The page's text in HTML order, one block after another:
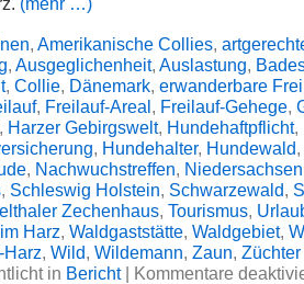
, Amerikanische Collies,
, Ausgeglichenheit, Auslastung,
, Collie, Dänemark, erwanderbare
, Freilauf-Areal, Freilauf-Gehege,
, Harzer Gebirgswelt, Hundehaftpflicht,
, Hundehalter, Hundewald,
, Nachwuchstreffen, Niedersachsen
, Schleswig Holstein, Schwarzewald,
Zechenhaus, Tourismus,
Harz, Waldgaststätte, Waldgebiet,
Harz, Wild, Wildemann, Zaun, Züchter
in Bericht| Kommentare